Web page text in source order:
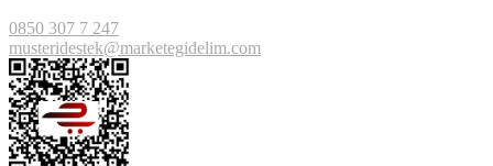
0850 307 7 247
musteridestek@marketegidelim.com